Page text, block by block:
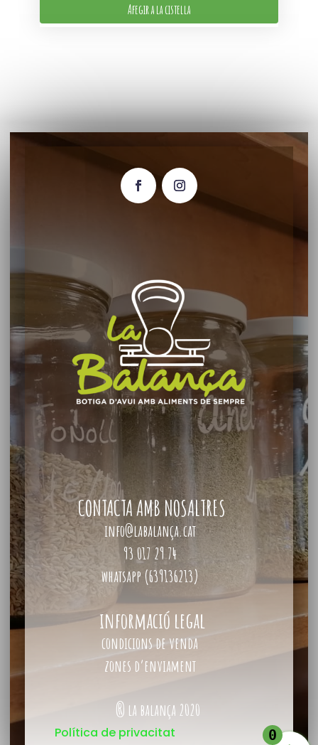
Afegir a la cistella
CONTACTA AMB NOSALTRES
info@labalança.cat
93 017 29 74
whatsapp (639136213)
informació legal
condicions de venda
zones d’enviament
® la balança 2020
Política de privacitat 0